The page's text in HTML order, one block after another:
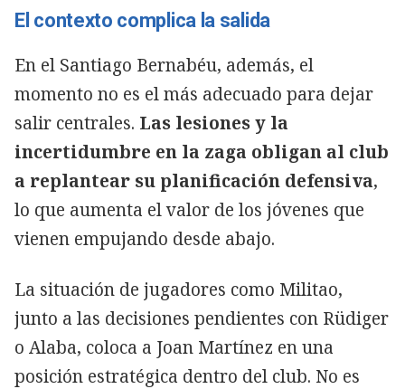
El contexto complica la salida
En el Santiago Bernabéu, además, el
momento no es el más adecuado para dejar
salir centrales. Las lesiones y la
incertidumbre en la zaga obligan al club
a replantear su planificación defensiva,
lo que aumenta el valor de los jóvenes que
vienen empujando desde abajo.
La situación de jugadores como Militao,
junto a las decisiones pendientes con Rüdiger
o Alaba, coloca a Joan Martínez en una
posición estratégica dentro del club. No es